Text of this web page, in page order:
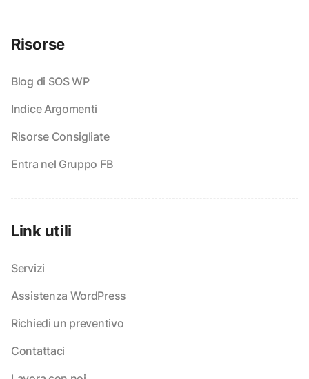
Risorse
Blog di SOS WP
Indice Argomenti
Risorse Consigliate
Entra nel Gruppo FB
Link utili
Servizi
Assistenza WordPress
Richiedi un preventivo
Contattaci